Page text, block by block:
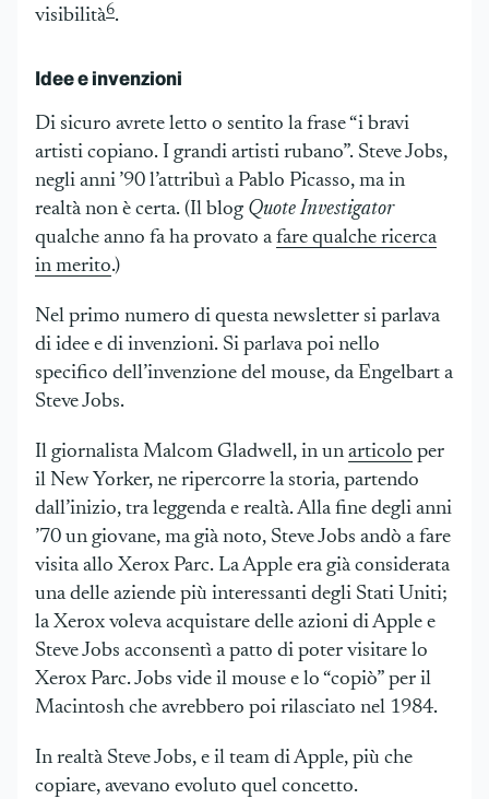
visibilità6.
Idee e invenzioni
Di sicuro avrete letto o sentito la frase “i bravi
artisti copiano. I grandi artisti rubano”. Steve Jobs,
negli anni ’90 l’attribuì a Pablo Picasso, ma in
realtà non è certa. (Il blog Quote Investigator
qualche anno fa ha provato afare qualche ricerca
in merito.)
Nel primo numero di questa newsletter si parlava
di idee e di invenzioni. Si parlava poi nello
specifico dell’invenzione del mouse, da Engelbart a
Steve Jobs.
Il giornalista Malcom Gladwell, in un articolo per
il New Yorker, ne ripercorre la storia, partendo
dall’inizio, tra leggenda e realtà. Alla fine degli anni
’70 un giovane, ma già noto, Steve Jobs andò a fare
visita allo Xerox Parc. La Apple era già considerata
una delle aziende più interessanti degli Stati Uniti;
la Xerox voleva acquistare delle azioni di Apple e
Steve Jobs acconsentì a patto di poter visitare lo
Xerox Parc. Jobs vide il mouse e lo “copiò” per il
Macintosh che avrebbero poi rilasciato nel 1984.
In realtà Steve Jobs, e il team di Apple, più che
copiare, avevano evoluto quel concetto.